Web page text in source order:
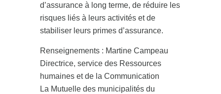
d’assurance à long terme, de réduire les
risques liés à leurs activités et de
stabiliser leurs primes d’assurance.
Renseignements : Martine Campeau
Directrice, service des Ressources
humaines et de la Communication
La Mutuelle des municipalités du